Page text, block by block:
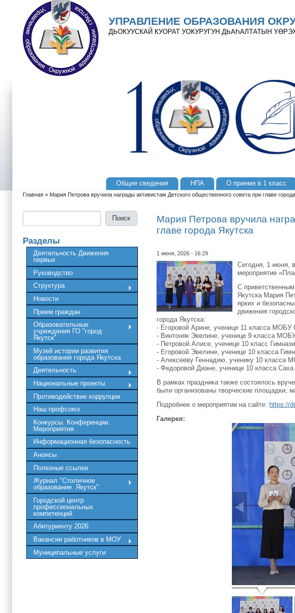
Перейти к основному содержанию
Skip to search
УПРАВЛЕНИЕ ОБРАЗОВАНИЯ
ДЬОКУУСКАЙ КУОРАТ УОКУРУГУН ДЬАҺАЛТАТЫН
Общие сведения НПА О приеме в 1 класс
Вы здесь
Главная » Мария Петрова вручила награды активистам Детского общественного совета при главе
Разделы
Деятельность Движения
первых
Руководство
Структура
Новости
Прием граждан
Образовательные
учреждения ГО "город
Якутск"
Музей истории развития
образования города Якутска
Деятельность
Национальные проекты
Противодействие коррупции
Наш профсоюз
Конкурсы. Конференции.
Мероприятия
Информационная безопасность
Анонсы
Полезные ссылки
Журнал "Столичное
образование. Якутск"
Городской центр
профессиональных
компетенций
Абитуриенту 2026
Вакансии работников в МОУ
Муниципальные услуги
Мария Петрова вручила
главе города Якутска
1 июня, 2026 - 16:29
Сегодня, 1 июня,
мероприятие
С
Якутска Мария
ярких и
движения
города Якутска:
- Егоровой Арине, ученице 11 класса
- Винтоняк Эвелине, ученице 9 класса
- Петровой Алисе, ученице 10 класс
- Егоровой Эвелине, ученице 10 класса
- Алексееву Геннадию, ученику 10
- Федоровой Диане, ученице 10 класса Саха
В рамках праздника также состоялось
были организованы творческие площадки,
Подробнее о мероприятии на сайте: https://
Галерея: